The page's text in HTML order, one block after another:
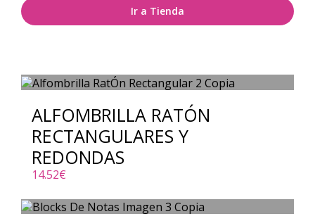
Ir a Tienda
ALFOMBRILLA RATÓN
RECTANGULARES Y
REDONDAS
14.52€